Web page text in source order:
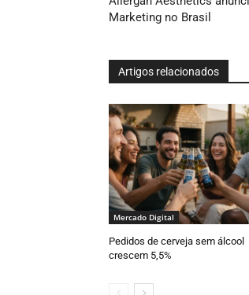
Marketing no Brasil
Artigos relacionados
Mercado Digital
Pedidos de cerveja sem álcool
crescem 5,5%